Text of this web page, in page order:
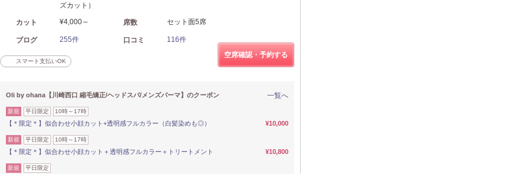
ズカット）
カット ¥4,000～ 席数 セット面5席
ブログ 255件 口コミ 116件
スマート支払いOK
空席確認・予約する
Oli by ohana【川崎西口 縮毛矯正/ヘッドスパ/メンズパーマ】のクーポン 一覧へ
新規 平日限定 10時～17時
【＊限定＊】似合わせ小顔カット+透明感フルカラー（白髪染めも◎） ¥10,000
新規 平日限定 10時～17時
【＊限定＊】似合わせ小顔カット＋透明感フルカラー＋トリートメント ¥10,800
新規 平日限定